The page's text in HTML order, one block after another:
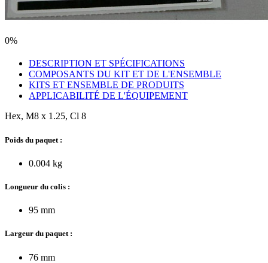
0%
DESCRIPTION ET SPÉCIFICATIONS
COMPOSANTS DU KIT ET DE L'ENSEMBLE
KITS ET ENSEMBLE DE PRODUITS
APPLICABILITÉ DE L'ÉQUIPEMENT
Hex, M8 x 1.25, Cl 8
Poids du paquet :
0.004 kg
Longueur du colis :
95 mm
Largeur du paquet :
76 mm